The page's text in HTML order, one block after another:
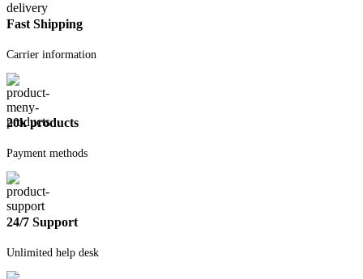
Fast Shipping
Carrier information
20k products
Payment methods
24/7 Support
Unlimited help desk